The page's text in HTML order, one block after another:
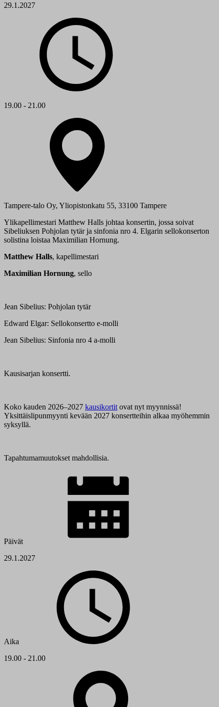
29.1.2027
19.00 - 21.00
Tampere-talo Oy, Yliopistonkatu 55, 33100 Tampere
Ylikapellimestari Matthew Halls johtaa konsertin, jossa soivat
Sibeliuksen Pohjolan tytär ja sinfonia nro 4. Elgarin sellokonserton
solistina loistaa Maximilian Hornung.
Matthew Halls, kapellimestari
Maximilian Hornung, sello
Jean Sibelius: Pohjolan tytär
Edward Elgar: Sellokonsertto e‑molli
Jean Sibelius: Sinfonia nro 4 a‑molli
Kausisarjan konsertti.
Koko kauden 2026–2027 kausikortitovat nyt myynnissä!
Yksittäislipunmyynti kevään 2027 konsertteihin alkaa myöhemmin
syksyllä.
Tapahtumamuutokset mahdollisia.
Päivät
29.1.2027
Aika
19.00 - 21.00